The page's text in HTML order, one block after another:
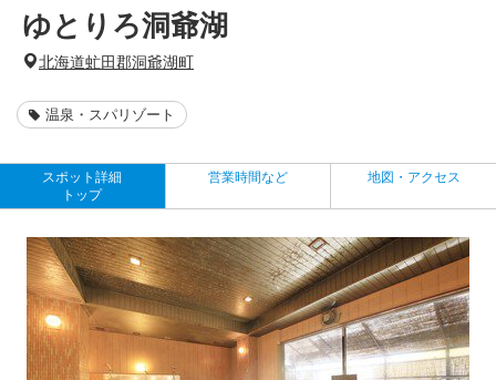
ゆとりろ洞爺湖
北海道虻田郡洞爺湖町
温泉・スパリゾート
スポット詳細
トップ
営業時間など 地図・アクセス